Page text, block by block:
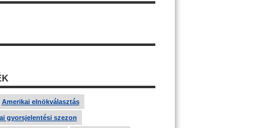
Amerikai elnökválasztás
gyorsjelentési szezon